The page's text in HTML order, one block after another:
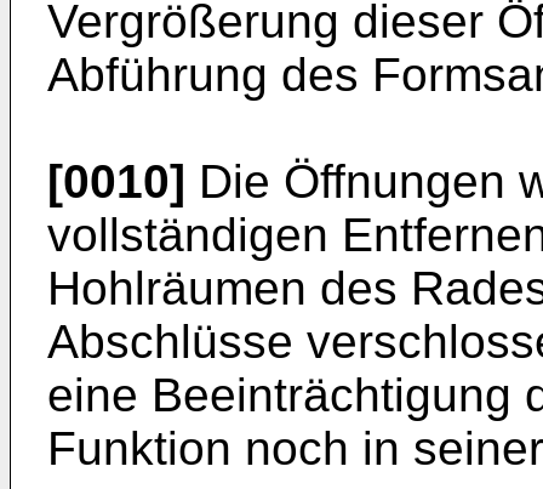
Vergrößerung dieser
Abführung des
[0010] Die Öffnungen
vollständigen
Hohlräumen des
Abschlüsse
eine Beeinträchtigung
Funktion noch in